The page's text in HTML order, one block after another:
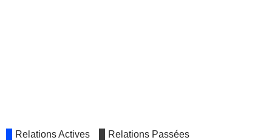
Relations Actives Relations Passées